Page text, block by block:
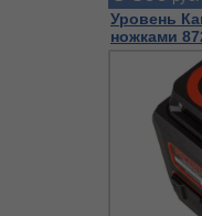
Уровень
ножками